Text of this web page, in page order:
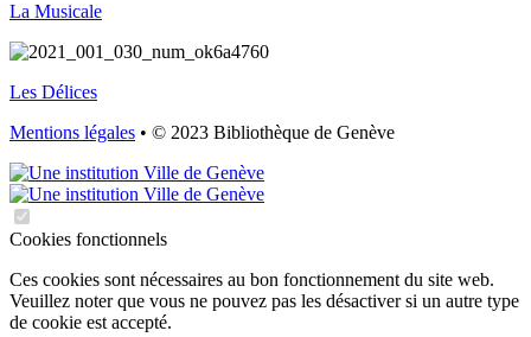
La Musicale
Les Délices
Mentions légales • © 2023 Bibliothèque de Genève
Cookies fonctionnels
Ces cookies sont nécessaires au bon fonctionnement du site web.
Veuillez noter que vous ne pouvez pas les désactiver si un autre type
de cookie est accepté.